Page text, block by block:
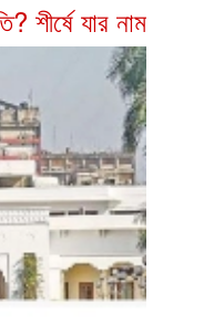
শীর্ষে যার নাম